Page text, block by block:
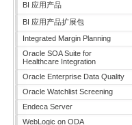
BI 应用产品
BI 应用产品扩展包
Integrated Margin Planning
Oracle SOA Suite for
Healthcare Integration
Oracle Enterprise Data Quality
Oracle Watchlist Screening
Endeca Server
WebLogic on ODA